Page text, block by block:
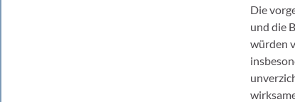
Die
und die
würden